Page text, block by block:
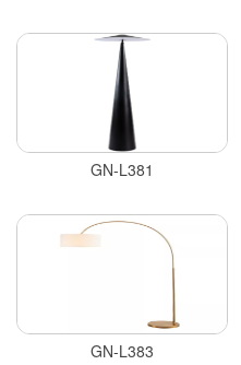
GN-L381
GN-L383